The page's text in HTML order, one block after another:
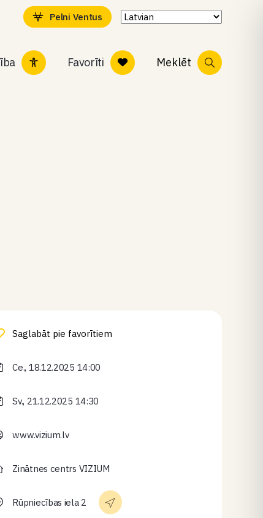
Pelni Ventus
Favorīti Meklēt
Saglabāt pie favorītiem
Ce., 18.12.2025 14:00
Sv., 21.12.2025 14:30
www.vizium.lv
Zinātnes centrs VIZIUM
Rūpniecības iela 2